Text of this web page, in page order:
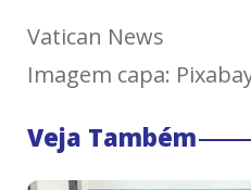
Vatican News
Imagem capa:
Veja Também